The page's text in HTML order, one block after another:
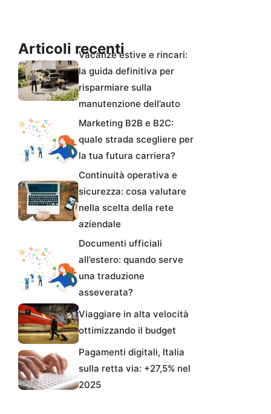
Articoli recentiVacanze estive e rincari:
la guida definitiva per
risparmiare sulla
manutenzione dell’auto
Marketing B2B e B2C:
quale strada scegliere per
la tua futura carriera?
Continuità operativa e
sicurezza: cosa valutare
nella scelta della rete
aziendale
Documenti ufficiali
all’estero: quando serve
una traduzione
asseverata?
Viaggiare in alta velocità
ottimizzando il budget
Pagamenti digitali, Italia
sulla retta via: +27,5% nel
2025